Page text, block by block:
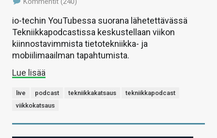
io-techin YouTubessa suorana lähetettävässä
Tekniikkapodcastissa keskustellaan viikon
kiinnostavimmista tietotekniikka- ja
mobiilimaailman tapahtumista.
Lue lisää
live podcast tekniikkakatsaus
tekniikkapodcast
viikkokatsaus